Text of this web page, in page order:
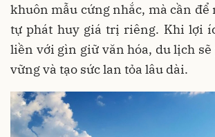
khuôn mẫu cứng nhắc, mà cần để
tự phát huy giá trị riêng. Khi lợi
liền với gìn giữ văn hóa, du lịch
vững và tạo sức lan tỏa lâu dài.